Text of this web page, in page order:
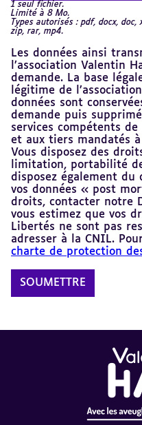
1 seul fichier.
Limité à 8 Mo.
Types autorisés : pdf, docx,
zip, rar, mp4.
Les données ainsi
l’association Valentin
demande. La base
légitime de
données sont
demande puis
services compétents
et aux tiers mandatés
Vous disposez des
limitation, portabilité
disposez également
vos données « post
droits, contacter notre
vous estimez que vos
Libertés ne sont pas
adresser à la CNIL.
charte de protection